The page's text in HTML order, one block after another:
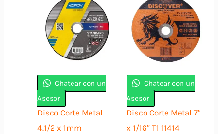
múltiples
variantes.
Las
opciones
pueden
en
la
Chatear con un
Asesor
Disco Corte Metal
4.1/2 x 1mm
Chatear con un
Asesor
Disco Corte Metal 7″
x 1/16″ T1 11414